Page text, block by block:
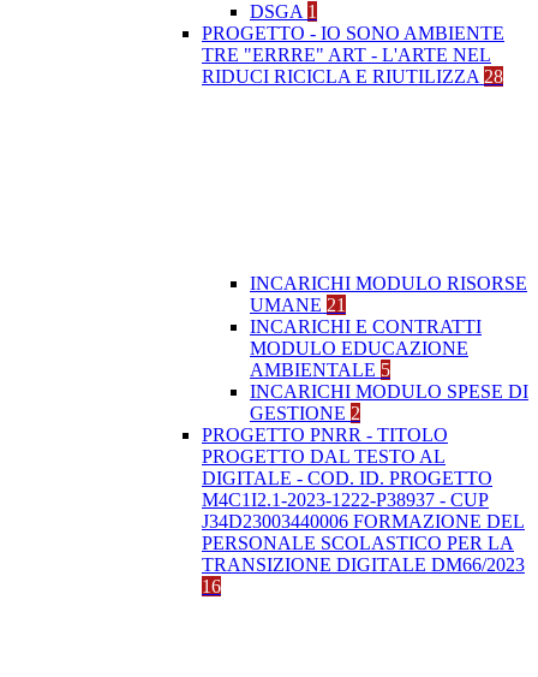
DSGA 1
PROGETTO - IO SONO AMBIENTE
TRE "ERRRE" ART - L'ARTE NEL
RIDUCI RICICLA E RIUTILIZZA 28
INCARICHI MODULO RISORSE
UMANE 21
INCARICHI E CONTRATTI
MODULO EDUCAZIONE
AMBIENTALE 5
INCARICHI MODULO SPESE DI
GESTIONE 2
PROGETTO PNRR - TITOLO
PROGETTO DAL TESTO AL
DIGITALE - COD. ID. PROGETTO
M4C1I2.1-2023-1222-P38937 - CUP
J34D23003440006 FORMAZIONE DEL
PERSONALE SCOLASTICO PER LA
TRANSIZIONE DIGITALE DM66/2023
16